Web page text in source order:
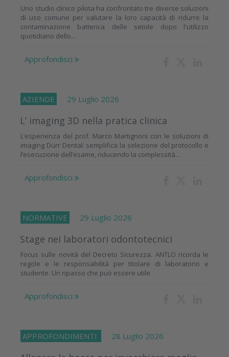
Uno studio clinico pilota ha confrontato tre diverse soluzioni
di uso comune per valutare la loro capacità di ridurre la
contaminazione batterica delle setole dopo l'utilizzo
quotidiano dello...
Approfondisci
AZIENDE 29 Luglio 2026
L’ imaging 3D nella pratica clinica
L’esperienza del prof. Marco Martignoni con le soluzioni di
imaging Dürr Dental: semplifica la selezione del protocollo e
l’esecuzione dell’esame, riducendo la complessità...
Approfondisci
NORMATIVE 29 Luglio 2026
Stage nei laboratori odontotecnici
Focus sulle novità del Decreto Sicurezza. ANTLO ricorda le
regole e le responsabilità per titolare di laboratorio e
studente. Un ripasso che può essere utile
Approfondisci
APPROFONDIMENTI 28 Luglio 2026